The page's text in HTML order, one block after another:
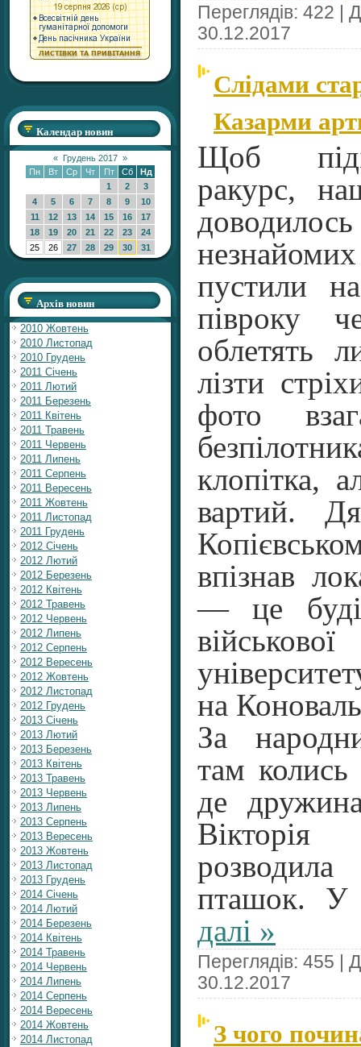
Календар новин
« Грудень 2017 »
Пн
Вт Ср Чт Пт Сб
Нд
1
2
3
4
5 6 7 8 9
10
11
12 13 14 15 16
17
18
19 20 21 22 23
24
25
26 27 28 29 30 31
Архів новин
2010 Жовтень
2010 Листопад
2010 Грудень
2011 Січень
2011 Лютий
2011 Березень
2011 Квітень
2011 Травень
2011 Червень
2011 Липень
2011 Серпень
2011 Вересень
2011 Жовтень
2011 Листопад
2011 Грудень
2012 Січень
2012 Лютий
2012 Березень
2012 Квітень
2012 Травень
2012 Червень
2012 Липень
2012 Серпень
2012 Вересень
2012 Жовтень
2012 Листопад
2012 Грудень
2013 Січень
2013 Лютий
2013 Березень
2013 Квітень
2013 Травень
2013 Червень
2013 Липень
2013 Серпень
2013 Вересень
2013 Жовтень
2013 Листопад
2013 Грудень
2014 Січень
2014 Лютий
2014 Березень
2014 Квітень
2014 Травень
2014 Червень
2014 Липень
2014 Серпень
2014 Вересень
2014 Жовтень
2014 Листопад
Переглядів: 422 |
30.12.2017
Слідами
Казарми
Щоб
ракурс,
пустили
півроку
облетять
лізти
фото
клопітка,
вартий.
впізнав
— це
на
За
там колись
де
пташок.
далі »
Переглядів: 455 |
30.12.2017
З чого